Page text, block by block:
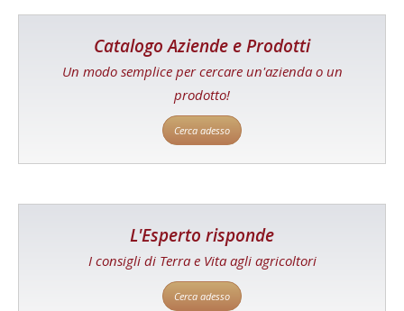
Catalogo Aziende e Prodotti
Un modo semplice per cercare un'azienda o un
prodotto!
Cerca adesso
L'Esperto risponde
I consigli di Terra e Vita agli agricoltori
Cerca adesso